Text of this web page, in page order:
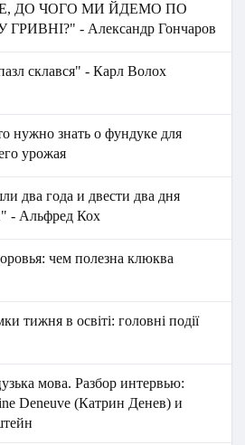
ДО ЧОГО МИ ЙДЕМО ПО
- Александр Гончаров
склався" - Карл Волох
нужно знать о фундуке для
урожая
два года и двести два дня
- Альфред Кох
чем полезна клюква
тижня в освіті: головні події
мова. Разбор интервью:
Deneuve (Катрин Денев) и